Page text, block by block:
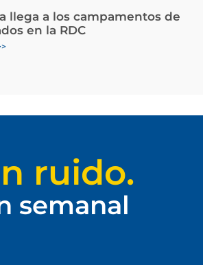
llega a los campamentos de
en la RDC
ruido.
semanal